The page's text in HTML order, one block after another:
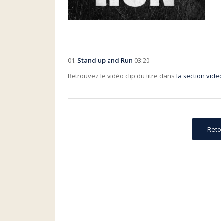
01. Stand up and Run 03:20
Retrouvez le vidéo clip du titre dans la section